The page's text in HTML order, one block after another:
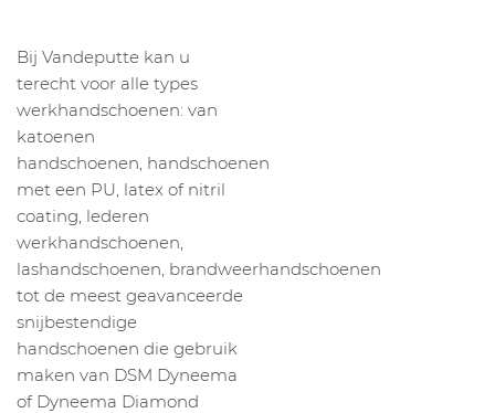
Bij Vandeputte kan u
terecht voor alle types
werkhandschoenen: van
katoenen
handschoenen, handschoenen
met een PU, latex of nitril
coating, lederen
werkhandschoenen,
lashandschoenen, brandweerhandschoenen
tot de meest geavanceerde
snijbestendige
handschoenen die gebruik
maken van DSM Dyneema
of Dyneema Diamond